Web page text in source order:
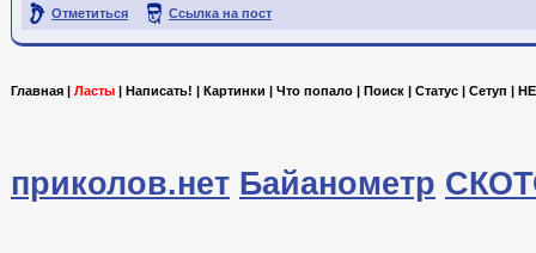
Отметиться Ссылка на пост
Главная | Ласты | Написать! | Картинки | Что попало | Поиск | Статус | Сетуп |
приколов.нет Байанометр